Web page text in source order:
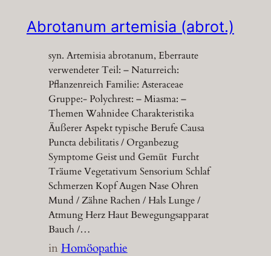
Abrotanum artemisia (abrot.)
syn. Artemisia abrotanum, Eberraute
verwendeter Teil: – Naturreich:
Pflanzenreich Familie: Asteraceae
Gruppe:- Polychrest: – Miasma: –
Themen Wahnidee Charakteristika
Äußerer Aspekt typische Berufe Causa
Puncta debilitatis / Organbezug
Symptome Geist und Gemüt Furcht
Träume Vegetativum Sensorium Schlaf
Schmerzen Kopf Augen Nase Ohren
Mund / Zähne Rachen / Hals Lunge /
Atmung Herz Haut Bewegungsapparat
Bauch /…
inHomöopathie